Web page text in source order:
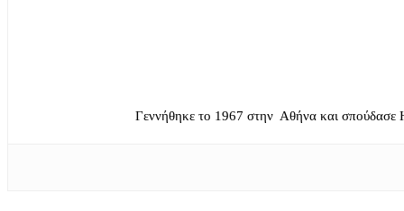
Γεννήθηκε το 1967 στην Αθήνα και σπούδασε